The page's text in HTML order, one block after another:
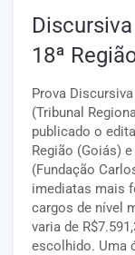
18ª
Prova
(Tribunal
publicado o
Região (Goiás)
(Fundação
imediatas mais
cargos de nível
varia de
escolhido. Uma